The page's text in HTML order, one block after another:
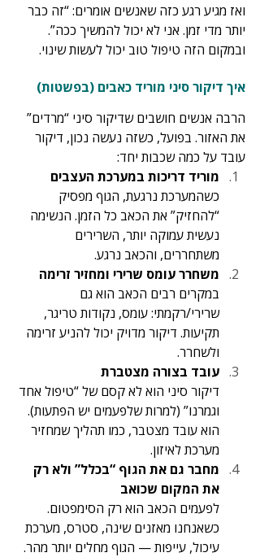
ואז מגיע רגע כזה שאנשים אומרים: “זה כבר
יותר מדי זמן. אני לא יכול להמשיך ככה”.
ובמקום הזה טיפול טוב יכול לעשות שינוי.
איך דיקור סיני מוריד כאבים (בפשטות)
הרבה אנשים חושבים שדיקור סיני “מרדים”
את האזור. בפועל, כשזה נעשה נכון, דיקור
עובד על כמה שכבות יחד:
מוריד דריכות במערכת העצבים
כשהמערכת נרגעת, הגוף מפסיק
“להחזיק” את הכאב כל הזמן. הנשימה
נעשית עמוקה יותר, השרירים
משתחררים, והכאב נרגע.
משחרר עומס שרירי ומחזיר זרימה
במקרים רבים הכאב הוא גם
שרירי/רקמתי: עומס, נקודות טריגר,
תקיעות. דיקור מדויק יכול להניע זרימה
ולשחרר.
עובד בצורה מצטברת
דיקור סיני הוא לא קסם של “טיפול אחד
וגמרנו” (למרות שלפעמים יש הפתעות).
הוא עובד מצטבר, כמו תהליך שמחזיר
מערכת לאיזון.
מחבר גם את הגוף “בכלל” ולא רק
את המקום שכואב
לפעמים הכאב הוא רק הסימפטום.
כשאנחנו מאזנים שינה, סטרס, מערכת
עיכול, עייפות — הגוף מחלים יותר מהר.